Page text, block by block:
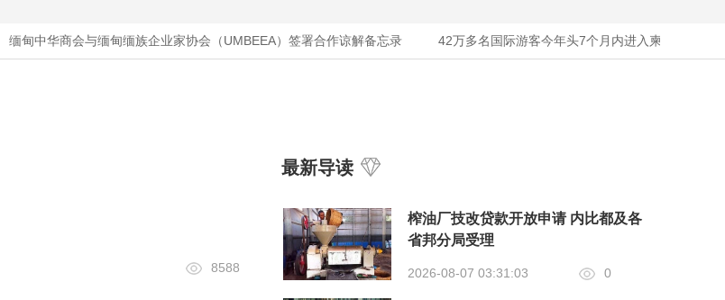
缅甸中华商会与缅甸缅族企业家协会（UMBEEA）签署合作谅解备忘录 42万多名国际游客今年头7个月内进入柬埔寨吴哥窟
8588
最新导读
榨油厂技改贷款开放申请 内比都及各
省邦分局受理
2026-08-07 03:31:03 0